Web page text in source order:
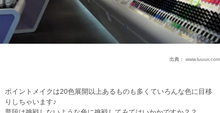
出典： www.luuux.com
ポイントメイクは20色展開以上あるものも多くていろんな色に目移
りしちゃいます♪